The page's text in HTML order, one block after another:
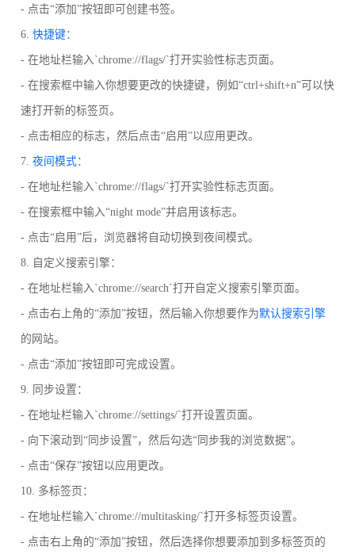
- 点击“添加”按钮即可创建书签。
6. 快捷键：
- 在地址栏输入`chrome://flags/`打开实验性标志页面。
- 在搜索框中输入你想要更改的快捷键，例如“ctrl+shift+n”可以快
速打开新的标签页。
- 点击相应的标志，然后点击“启用”以应用更改。
7. 夜间模式：
- 在地址栏输入`chrome://flags/`打开实验性标志页面。
- 在搜索框中输入“night mode”并启用该标志。
- 点击“启用”后，浏览器将自动切换到夜间模式。
8. 自定义搜索引擎：
- 在地址栏输入`chrome://search`打开自定义搜索引擎页面。
- 点击右上角的“添加”按钮，然后输入你想要作为默认搜索引擎
的网站。
- 点击“添加”按钮即可完成设置。
9. 同步设置：
- 在地址栏输入`chrome://settings/`打开设置页面。
- 向下滚动到“同步设置”，然后勾选“同步我的浏览数据”。
- 点击“保存”按钮以应用更改。
10. 多标签页：
- 在地址栏输入`chrome://multitasking/`打开多标签页设置。
- 点击右上角的“添加”按钮，然后选择你想要添加到多标签页的